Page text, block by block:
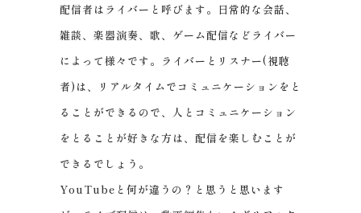
配信者はライバーと呼びます。日常的な会話、
雑談、楽器演奏、歌、ゲーム配信などライバー
によって様々です。ライバーとリスナー(視聴
者)は、リアルタイムでコミュニケーションをと
ることができるので、人とコミュニケーション
をとることが好きな方は、配信を楽しむことが
できるでしょう。
YouTubeと何が違うの？と思うと思います